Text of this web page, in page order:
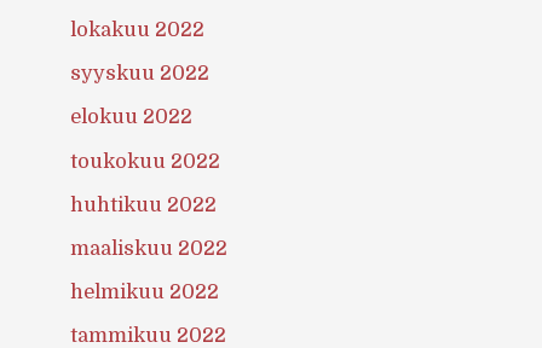
lokakuu 2022
syyskuu 2022
elokuu 2022
toukokuu 2022
huhtikuu 2022
maaliskuu 2022
helmikuu 2022
tammikuu 2022